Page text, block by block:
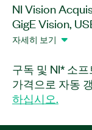
NI Vision
GigE Vision,
한 업계 표준 카
웨어를 통해 NI
게 제어할 수 있
예제 프로그램
있습니다.
자세히 보기
구독 및 NI* 소
가격으로 자동
하십시오.